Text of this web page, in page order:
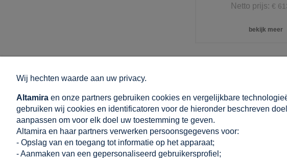
Netto prijs:€
bekijk meer
WINKELEN
Algemene verkoop- en leveringsvoorwaarden
Commentaarbeleid
Betalingsmethoden
Levering: Prijs en Tijd
Hoe winkelen?
Veelgestelde vragen
Privacybeleid
Cookie-instellingen
Wij hechten waarde aan uw privacy.
Altamira en onze partners gebruiken cookies en vergelijkbare
gebruiken wij cookies en identificatoren voor de hieronder beschreven
aanpassen om voor elk doel uw toestemming te geven.
Altamira en haar partners verwerken persoonsgegevens voor:
- Opslag van en toegang tot informatie op het apparaat;
- Aanmaken van een gepersonaliseerd gebruikersprofiel;